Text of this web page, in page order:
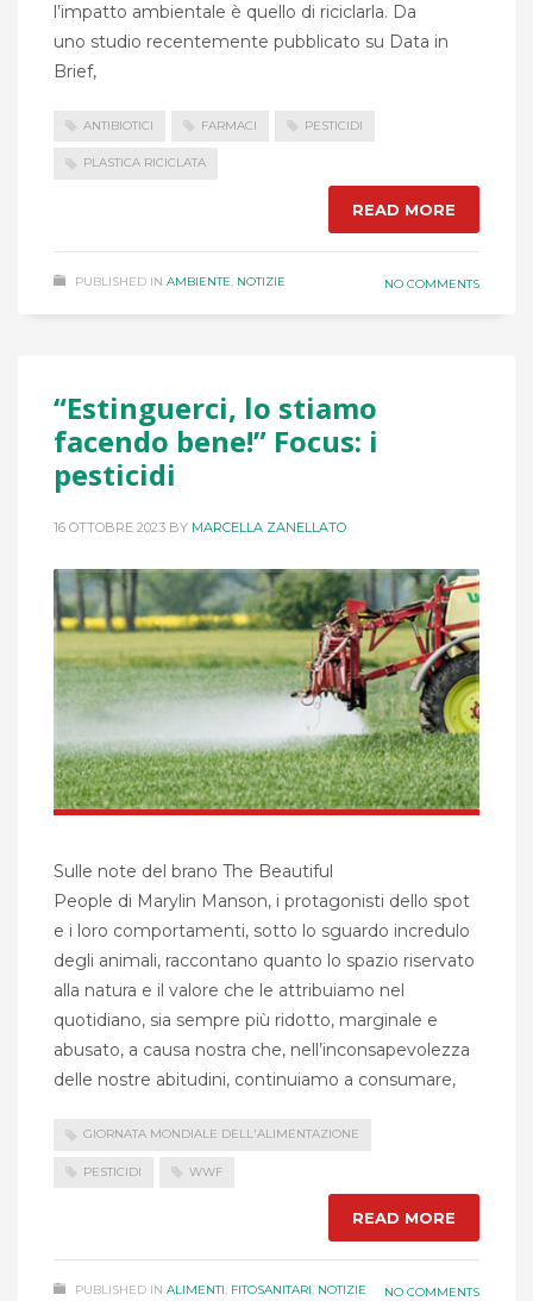
l’impatto ambientale è quello di riciclarla. Da
uno studio recentemente pubblicato su Data in
Brief,
ANTIBIOTICI FARMACI PESTICIDI
PLASTICA RICICLATA
READ MORE
PUBLISHED IN AMBIENTE, NOTIZIE NO COMMENTS
“Estinguerci, lo stiamo
facendo bene!” Focus: i
pesticidi
16 OTTOBRE 2023 BY MARCELLA ZANELLATO
Sulle note del brano The Beautiful
People di Marylin Manson, i protagonisti dello spot
e i loro comportamenti, sotto lo sguardo incredulo
degli animali, raccontano quanto lo spazio riservato
alla natura e il valore che le attribuiamo nel
quotidiano, sia sempre più ridotto, marginale e
abusato, a causa nostra che, nell’inconsapevolezza
delle nostre abitudini, continuiamo a consumare,
GIORNATA MONDIALE DELL'ALIMENTAZIONE
PESTICIDI WWF
READ MORE
PUBLISHED IN ALIMENTI, FITOSANITARI, NOTIZIE NO COMMENTS